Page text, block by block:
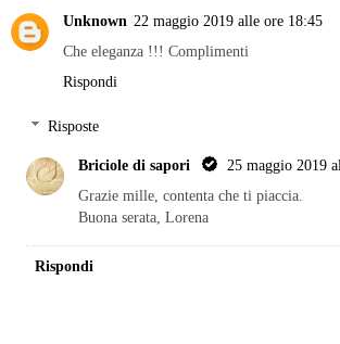
Unknown 22 maggio 2019 alle ore 18:45
Che eleganza !!! Complimenti
Rispondi
Risposte
Briciole di sapori
25 maggio 2019
Grazie mille, contenta che ti piaccia.
Buona serata, Lorena
Rispondi